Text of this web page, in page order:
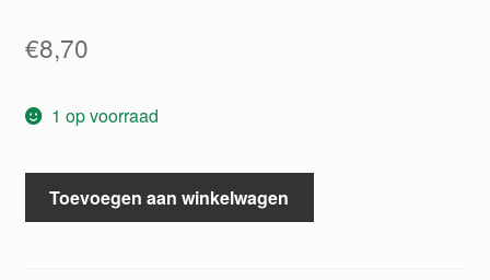
€8,70
1 op voorraad
SonataToevoegen aan winkelwagen